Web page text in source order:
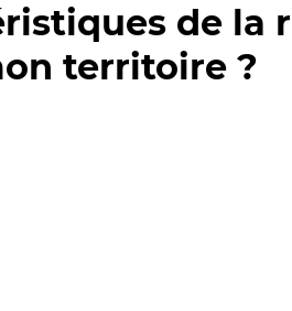
de la
territoire ?